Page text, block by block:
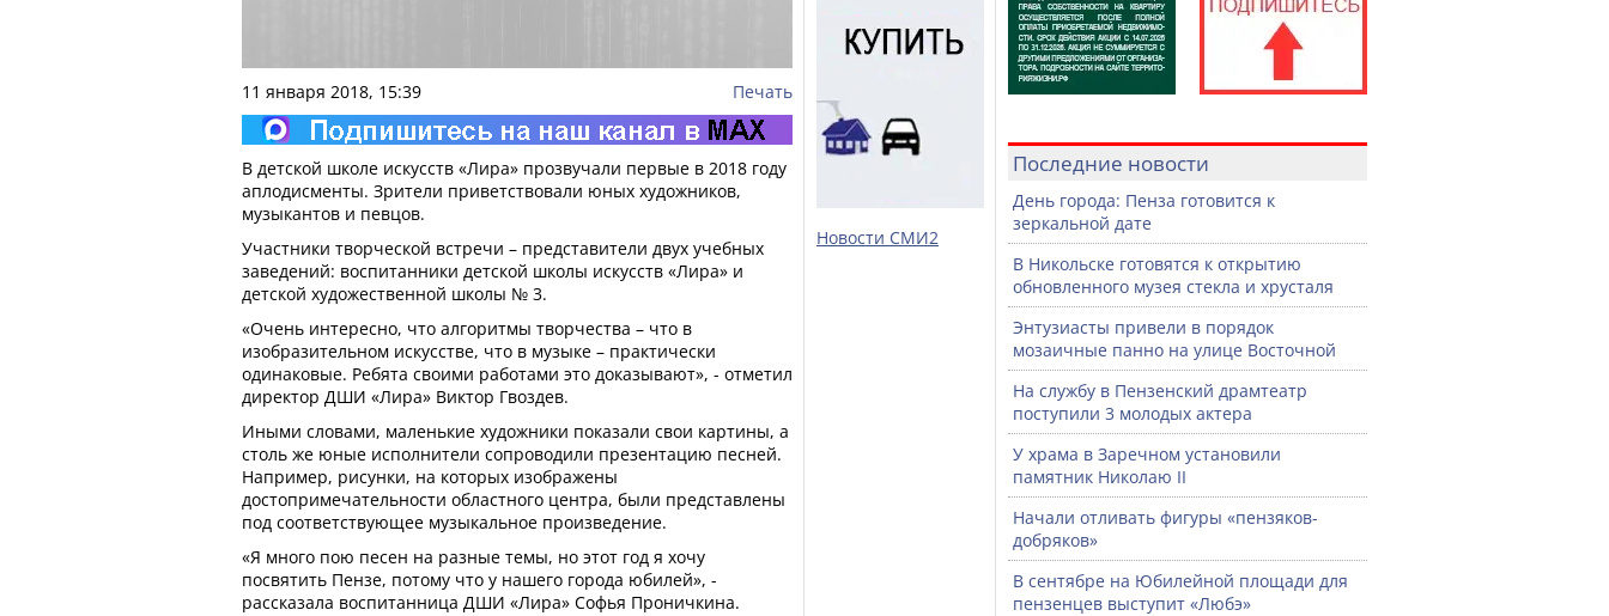
11 января 2018, 15:39 Печать
В детской школе искусств «Лира» прозвучали первые в 2018 году
аплодисменты. Зрители приветствовали юных художников,
музыкантов и певцов.
Участники творческой встречи – представители двух учебных
заведений: воспитанники детской школы искусств «Лира» и
детской художественной школы № 3.
«Очень интересно, что алгоритмы творчества – что в
изобразительном искусстве, что в музыке – практически
одинаковые. Ребята своими работами это доказывают», - отметил
директор ДШИ «Лира» Виктор Гвоздев.
Иными словами, маленькие художники показали свои картины, а
столь же юные исполнители сопроводили презентацию песней.
Например, рисунки, на которых изображены
достопримечательности областного центра, были представлены
под соответствующее музыкальное произведение.
«Я много пою песен на разные темы, но этот год я хочу
посвятить Пензе, потому что у нашего города юбилей», -
рассказала воспитанница ДШИ «Лира» Софья Проничкина.
Новости СМИ2
Последние новости
День города: Пенза готовится к
зеркальной дате
В Никольске готовятся к открытию
обновленного музея стекла и хрусталя
Энтузиасты привели в порядок
мозаичные панно на улице Восточной
На службу в Пензенский драмтеатр
поступили 3 молодых актера
У храма в Заречном установили
памятник Николаю II
Начали отливать фигуры «пензяков-
добряков»
В сентябре на Юбилейной площади для
пензенцев выступит «Любэ»